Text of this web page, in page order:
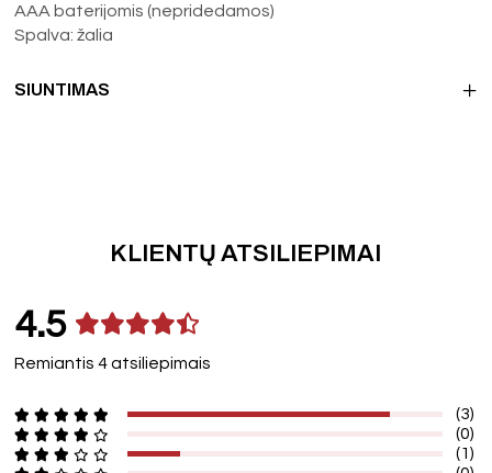
AAA baterijomis (nepridedamos)
Spalva: žalia
SIUNTIMAS
KLIENTŲ ATSILIEPIMAI
4.5
Remiantis 4 atsiliepimais
(3)
(0)
(1)